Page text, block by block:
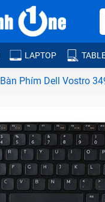
LAPTOP
Bàn Phím Dell Vostro